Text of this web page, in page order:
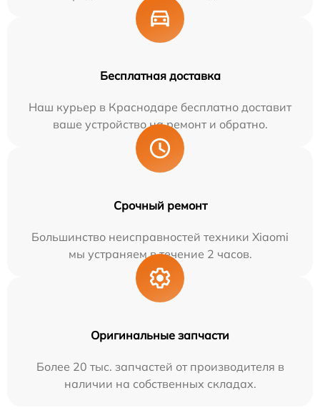
Бесплатная доставка
Наш курьер в Краснодаре бесплатно доставит
ваше устройство на ремонт и обратно.
Срочный ремонт
Большинство неисправностей техники Xiaomi
мы устраняем в течение 2 часов.
Оригинальные запчасти
Более 20 тыс. запчастей от производителя в
наличии на собственных складах.